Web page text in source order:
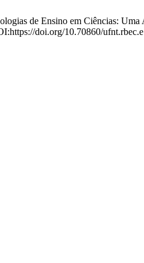
de Ensino em Ciências:
doi.org/10.70860/